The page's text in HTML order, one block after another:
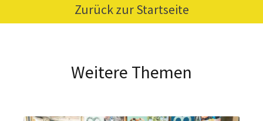
Zurück zur Startseite
Weitere Themen